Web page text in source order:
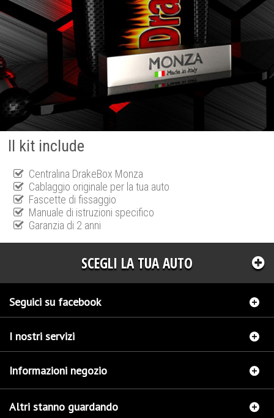
Il kit include
Centralina DrakeBox Monza
Cablaggio originale per la tua auto
Fascette di fissaggio
Manuale di istruzioni specifico
Garanzia di 2 anni
SCEGLI LA TUA AUTO
Seguici su facebook
I nostri servizi
Informazioni negozio
Altri stanno guardando